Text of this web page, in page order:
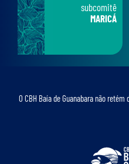
subcomitê
MARICÁ
O CBH Baía de Guanabara não